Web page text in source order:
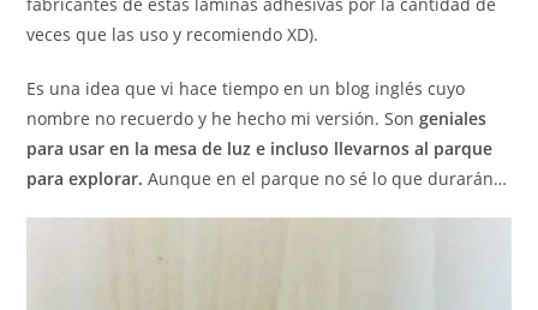
veces que las uso y recomiendo XD).
Es una idea que vi hace tiempo en un blog inglés cuyo
nombre no recuerdo y he hecho mi versión. Songeniales
para usar en la mesa de luz e incluso llevarnos al parque
para explorar. Aunque en el parque no sé lo que durarán…